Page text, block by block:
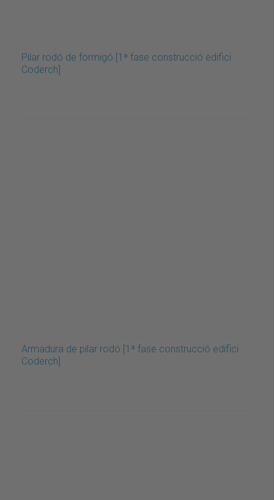
Pilar rodó de formigó [1ª fase construcció edifici
Coderch]
Armadura de pilar rodó [1ª fase construcció edifici
Coderch]